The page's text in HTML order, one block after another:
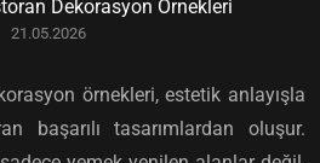
Dekorasyon Örnekleri
21.05.2026
örnekleri, estetik anlayışla
başarılı tasarımlardan oluşur.